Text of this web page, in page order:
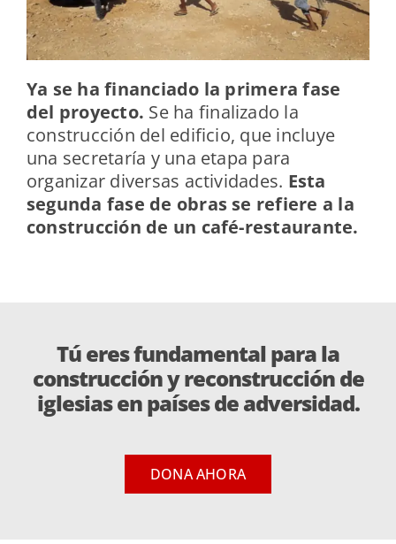
Ya se ha financiado la primera fase
del proyecto. Se ha finalizado la
construcción del edificio, que incluye
una secretaría y una etapa para
organizar diversas actividades. Esta
segunda fase de obras se refiere a la
construcción de un café-restaurante.
Tú eres fundamental para la
construcción y reconstrucción de
iglesias en países de adversidad.
DONA AHORA